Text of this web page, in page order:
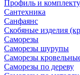
Профиль и
Сантехника
Санфаянс
Скобяные изделия
Саморезы
Саморезы шурупы
Саморезы
Саморезы по дереву